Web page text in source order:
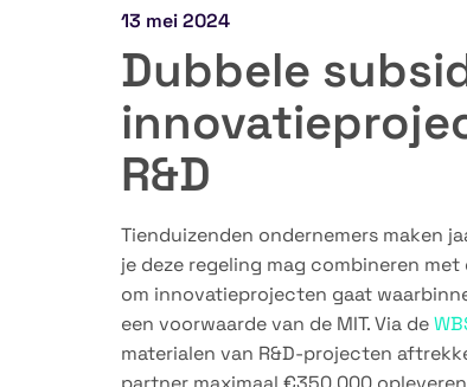
13 mei 2024
Dubbele
R&D
Tienduizenden ondernemers maken
je deze regeling mag combineren
om innovatieprojecten gaat
een voorwaarde van de MIT. Via de
materialen van R&D-projecten